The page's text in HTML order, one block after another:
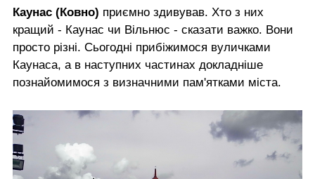
Каунас (Ковно) приємно здивував. Хто з них
кращий - Каунас чи Вільнюс - сказати важко. Вони
просто різні. Сьогодні прибіжимося вуличками
Каунаса, а в наступних частинах докладніше
познайомимося з визначними пам'ятками міста.